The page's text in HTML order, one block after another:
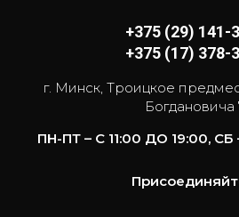
+375 (29) 141-
+375 (17) 378-
г. Минск, Троицкое
Богдановича
ПН-ПТ – С 11:00 ДО 19:00, СБ